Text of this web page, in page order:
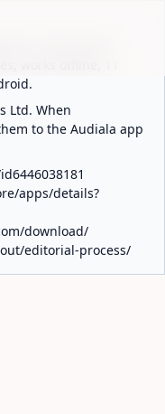
for 1,100+ cities
Ltd. When
to the Audiala app
apps/details?
download/
editorial-process/